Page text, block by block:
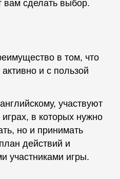
вам сделать выбор.
в том, что
и с пользой
английскому, участвуют
в которых нужно
но и принимать
действий и
участниками игры.